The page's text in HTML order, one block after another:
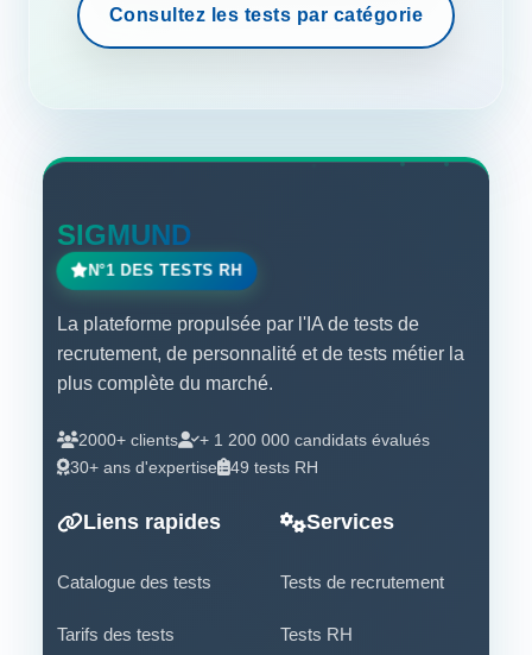
Consultez les tests par catégorie
SIGMUND
N°1 DES TESTS RH
La plateforme propulsée par l'IA de tests de
recrutement, de personnalité et de tests métier la
plus complète du marché.
2000+ clients
+ 1 200 000 candidats évalués
30+ ans d'expertise
49 tests RH
Liens rapides
Catalogue des tests
Tarifs des tests
Services
Tests de recrutement
Tests RH